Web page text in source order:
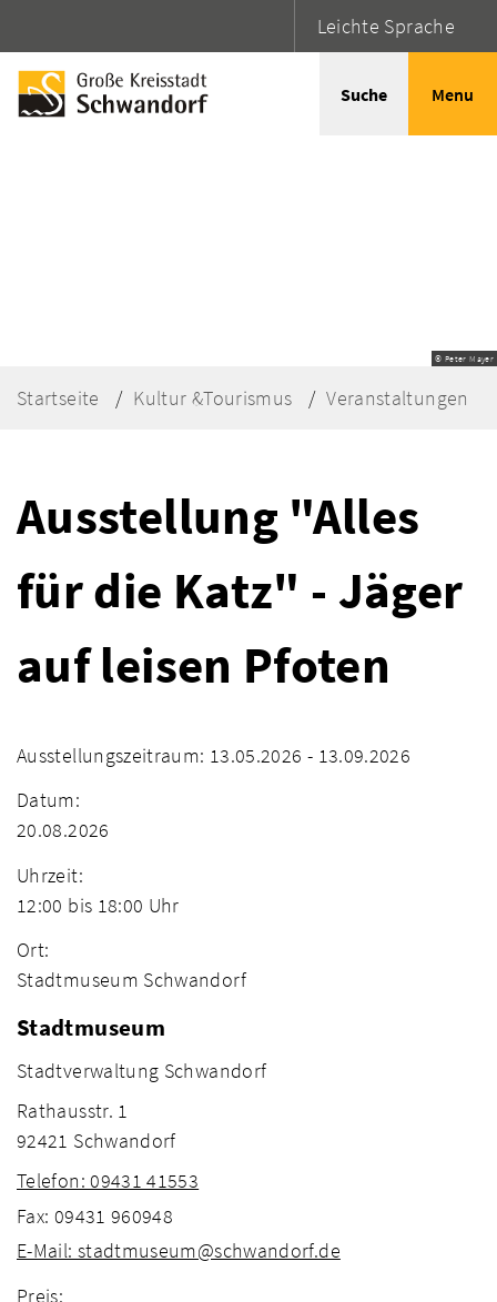
Leichte Sprache
Suche Menu
© Peter Mayer
Startseite Kultur &Tourismus Veranstaltungen
Ausstellung "Alles
für die Katz" - Jäger
auf leisen Pfoten
Ausstellungszeitraum: 13.05.2026 - 13.09.2026
Datum:
20.08.2026
Uhrzeit:
12:00 bis 18:00 Uhr
Ort:
Stadtmuseum Schwandorf
Stadtmuseum
Stadtverwaltung Schwandorf
Rathausstr. 1
92421 Schwandorf
Telefon: 09431 41553
Fax: 09431 960948
E-Mail: stadtmuseum@schwandorf.de
Preis: